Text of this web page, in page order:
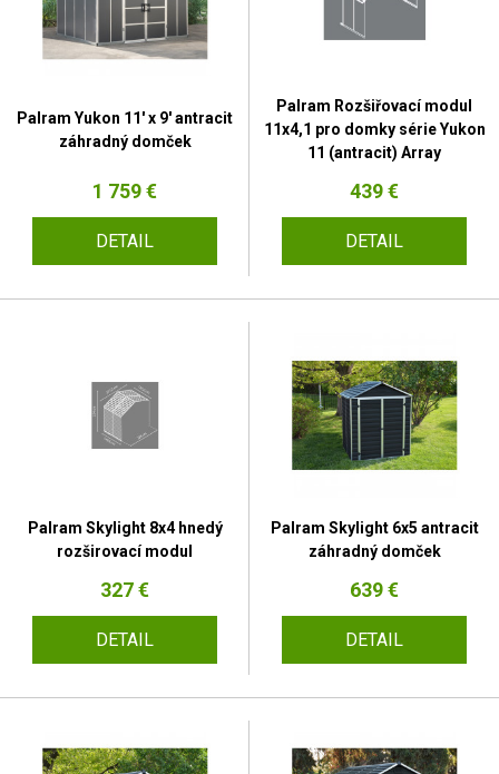
Palram Yukon 11' x 9' antracit
záhradný domček
1 759 €
DETAIL
Palram Rozšiřovací modul
11x4,1 pro domky série Yukon
11 (antracit) Array
439 €
DETAIL
Palram Skylight 8x4 hnedý
rozširovací modul
327 €
DETAIL
Palram Skylight 6x5 antracit
záhradný domček
639 €
DETAIL